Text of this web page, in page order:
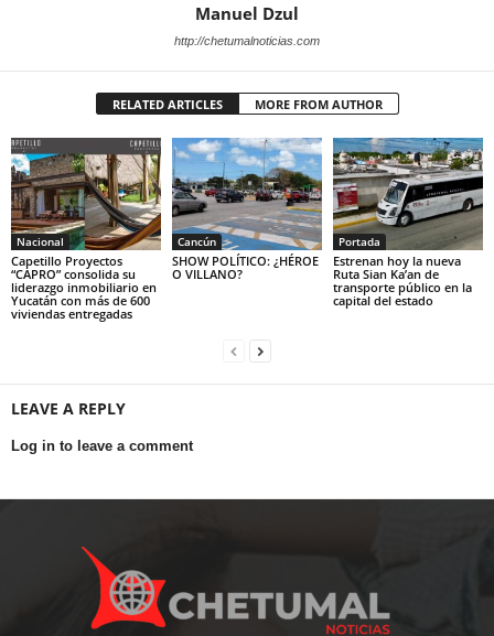
Manuel Dzul
http://chetumalnoticias.com
RELATED ARTICLES MORE FROM AUTHOR
Nacional
Capetillo Proyectos
“CAPRO” consolida su
liderazgo inmobiliario en
Yucatán con más de 600
viviendas entregadas
Cancún
SHOW POLÍTICO: ¿HÉROE
O VILLANO?
Portada
Estrenan hoy la nueva
Ruta Sian Ka’an de
transporte público en la
capital del estado
LEAVE A REPLY
Log in to leave a comment